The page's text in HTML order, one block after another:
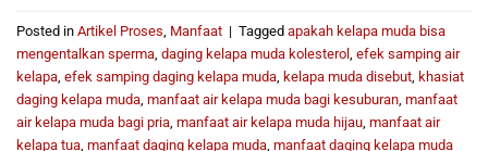
Posted in Artikel Proses Manfaat | Tagged apakah kelapa muda bisa
mengentalkan sperma daging kelapa muda kolesterol efek samping air
kelapa efek samping daging kelapa muda kelapa muda disebut khasiat
daging kelapa muda manfaat air kelapa muda bagi kesuburan manfaat
air kelapa muda bagi pria manfaat air kelapa muda hijau manfaat air
kelapa tua manfaat daging kelapa muda manfaat daging kelapa muda